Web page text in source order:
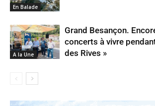
En Balade
A la Une
Grand Besançon.
concerts à vivre
des Rives »